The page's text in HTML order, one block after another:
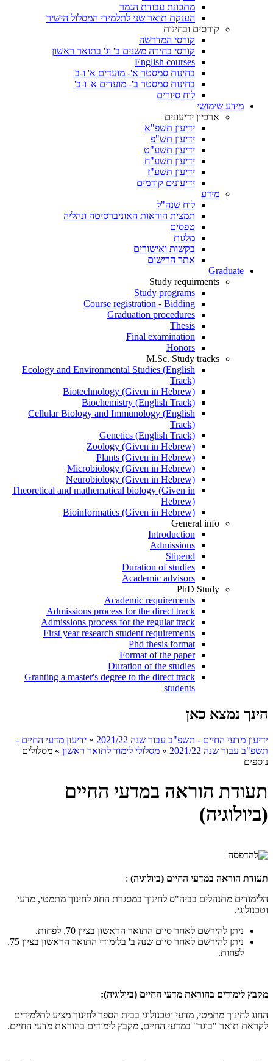
מתכונת עבודת הגמר
הענקת תואר שני לתלמידי המסלול הישיר
קורסים ובחינות
קורסי המדרשה
קורסי בחירה משנים ב' וג' בתואר ראשון
English courses
בחינות סמסטר א'- מועדים א' ו-ב'
בחינות סמסטר ב'- מועדים א' ו-ב'
לוח סיורים
מידע שימושי
ארכיון ידיעונים
ידיעון תשפ"א
ידיעון תש"פ
ידיעון תשע"ט
ידיעון תשע"ח
ידיעון תשע"ז
ידיעונים קודמים
מידע
לוח שנה"ל
תמצית הוראות האוניברסיטה ונהליה
טפסים
מלגות
בקשות ואישורים
אתר הרישום
Graduate
Study requirments
Study programs
Course registration - Bidding
Graduation procedures
Thesis
Final examination
Honors
M.Sc. Study tracks
Ecology and Environmental Studies (English
Track)
Biotechnology (Given in Hebrew)
Biochemistry (English Track)
Cellular Biology and Immunology (English
Track)
Genetics (English Track)
Zoology (Given in Hebrew)
Plants (Given in Hebrew)
Microbiology (Given in Hebrew)
Neurobiology (Given in Hebrew)
Theoretical and mathematical biology (Given in
Hebrew)
Bioinformatics (Given in Hebrew)
General info
Introduction
Admissions
Stipend
Duration of studies
Academic advisors
PhD Study
Academic requirements
Admissions process for the direct track
Admissions process for the regular track
First year research student requirements
Phd thesis format
Format of the paper
Duration of the studies
Granting a master's degree to the direct track
students
הינך נמצא כאן
ידיעון מדעי החיים - תשפ"ב עבור שנה 2021/22 » ידיעון מדעי החיים -
תשפ"ב עבור שנה 2021/22
» מסלולי לימוד לתואר ראשון » מסלולים
נוספים
תעודת הוראה במדעי החיים
(ביולוגיה)
תעודת הוראה במדעי החיים (ביולוגיה) :
הלימודים מתנהלים בביה"ס לחינוך במסגרת החוג לחינוך מתמטי, מדעי
וטכנולוגי.
ניתן להירשם לאחר סיום התואר הראשון בציון 70, לפחות.
ניתן להירשם לאחר סיום שנה ב' בלימודי התואר הראשון בציון 75,
לפחות.
מקבץ לימודים בהוראת מדעי החיים (ביולוגיה):
החוג לחינוך מתמטי, מדעי וטכנולוגי בבית הספר לחינוך מציע לתלמידים
לקראת תואר "בוגר" במדעי החיים, מקבץ לימודים בהוראת מדעי החיים.